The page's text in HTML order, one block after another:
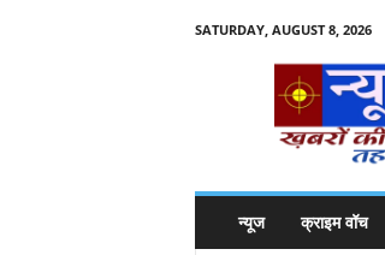
SATURDAY, AUGUST 8, 2026
न्यूज क्राइम वॉच